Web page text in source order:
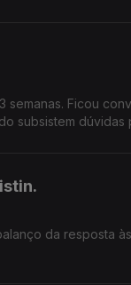
semanas. Ficou
subsistem
da resposta